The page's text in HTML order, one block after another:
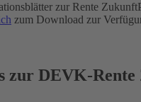
zur Rente
zum Download zur
zur DEVK-